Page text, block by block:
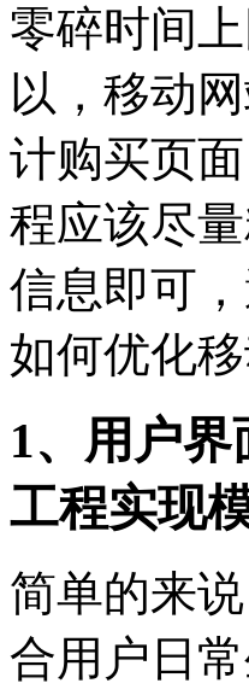
零碎时间
以，移动
计购买页
程应该尽
信息即可
如何优化
1、用户
工程实现
简单的来
合用户日